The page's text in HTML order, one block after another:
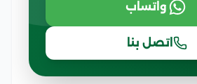
واتساب
اتصل بنا